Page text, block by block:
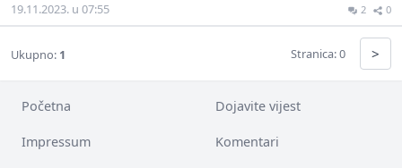
19.11.2023. u 07:55 2 0
Ukupno: 1 Stranica: 0 >
Početna Dojavite vijest
Impressum Komentari